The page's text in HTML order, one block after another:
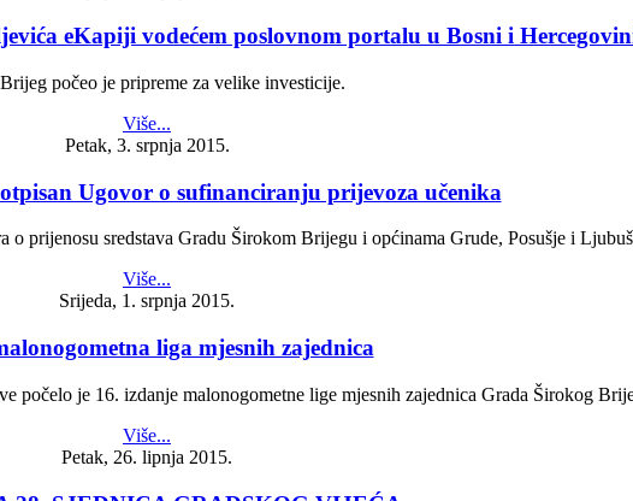
eKapiji vodećem poslovnom portalu u Bosni i
počeo je pripreme za velike investicije.
Više...
Petak, 3. srpnja 2015.
Ugovor o sufinanciranju prijevoza učenika
prijenosu sredstava Gradu Širokom Brijegu i općinama Grude, Posušje i
Više...
Srijeda, 1. srpnja 2015.
liga mjesnih zajednica
je 16. izdanje malonogometne lige mjesnih zajednica Grada Širokog
Više...
Petak, 26. lipnja 2015.